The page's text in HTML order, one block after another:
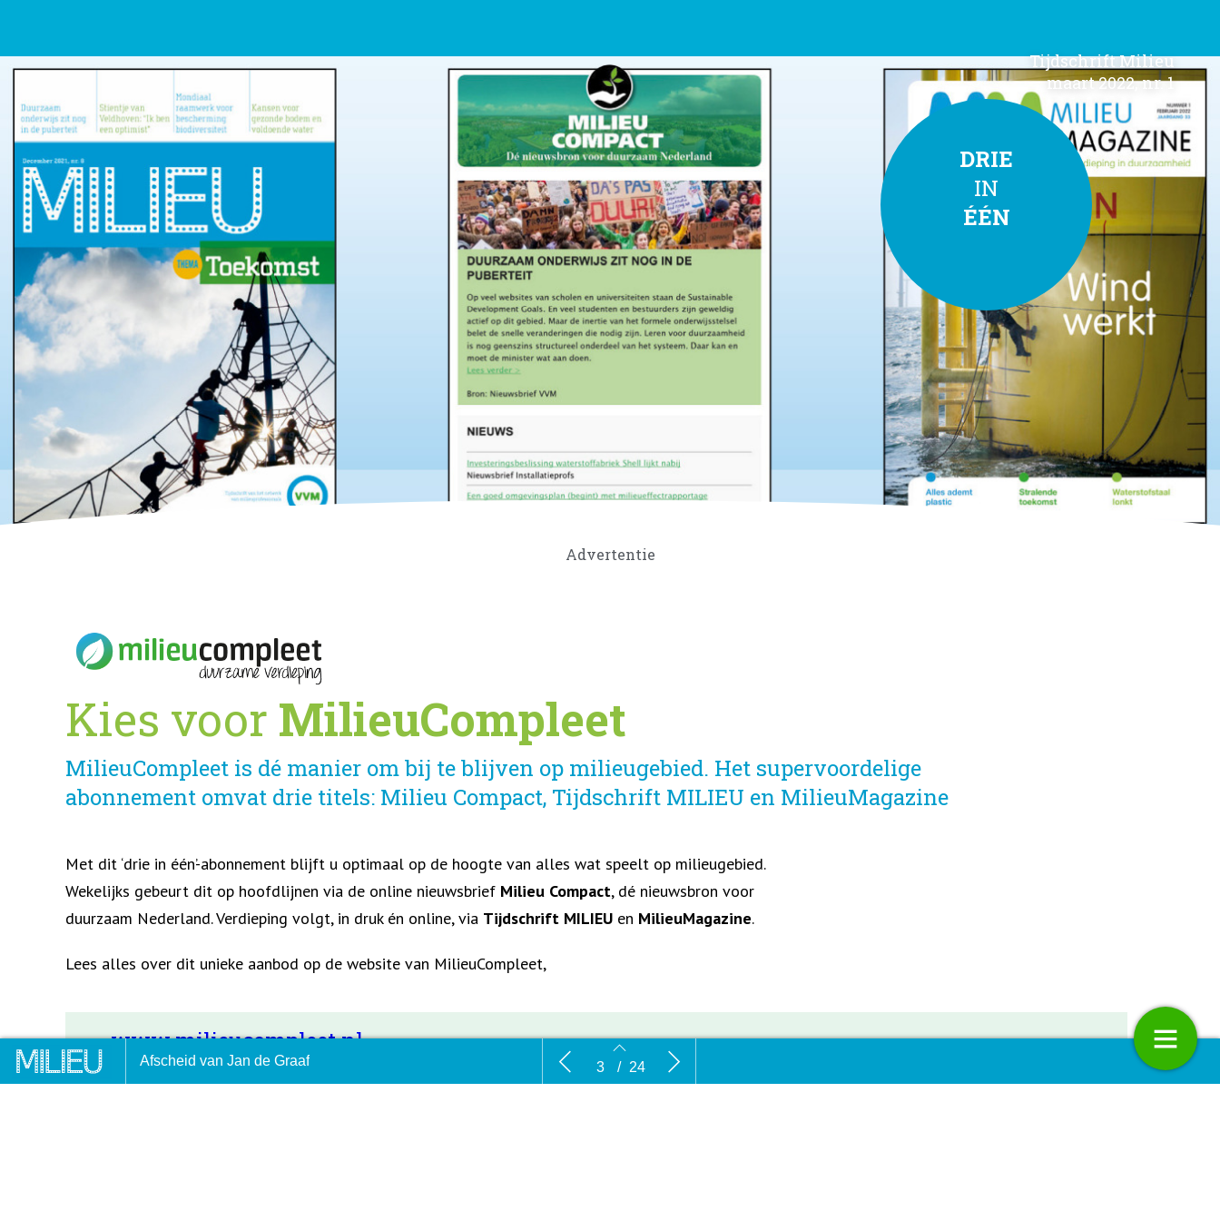
Advertentie: Nationale Milieudag 2022 Advertentie: MilieuCompleet ‘Tijdschrift Milieu staat als een
Afscheid van Jan de Graaf 3 / 24
Tijdschrift Milieu
maart 2022, nr. 1
DRIE
IN
ÉÉN
Advertentie
Kies voor MilieuCompleet
MilieuCompleet is dé manier om bij te blijven op milieugebied. Het supervoordelige
abonnement omvat drie titels: Milieu Compact, Tijdschrift MILIEU en MilieuMagazine
Met dit ‘drie in één’-abonnement blijft u optimaal op de hoogte van alles wat speelt op milieugebied.
Wekelijks gebeurt dit op hoofdlijnen via de online nieuwsbrief Milieu Compact, dé nieuwsbron voor
duurzaam Nederland. Verdieping volgt, in druk én online, via Tijdschrift MILIEU en MilieuMagazine.
Lees alles over dit unieke aanbod op de website van MilieuCompleet,
www.milieucompleet.nl